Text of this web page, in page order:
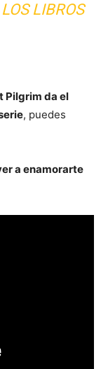
LIBROS
Pilgrim da el
, puedes
a enamorarte